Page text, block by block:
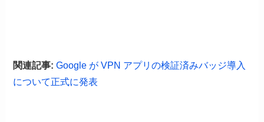
関連記事: Google が VPN アプリの検証済みバッジ導入
について正式に発表